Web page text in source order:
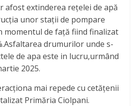
afost extinderea rețelei de apă
unor stații de pompare
momentul de față fiind finalizat
drumurilor unde s-
de apa este in lucru,urmând
2025.
mai repede cu cetățenii
Primăria Ciolpani.